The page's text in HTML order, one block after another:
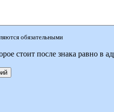
обязательными
стоит после знака равно в